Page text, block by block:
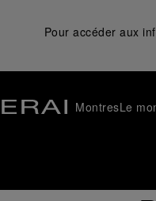
Pour accéder aux
MontresLe